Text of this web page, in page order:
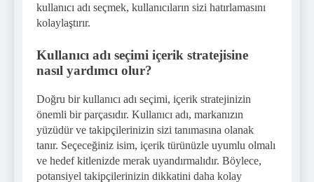
kullanıcı adı seçmek, kullanıcıların sizi hatırlamasını
kolaylaştırır.
Kullanıcı adı seçimi içerik stratejisine
nasıl yardımcı olur?
Doğru bir kullanıcı adı seçimi, içerik stratejinizin
önemli bir parçasıdır. Kullanıcı adı, markanızın
yüzüdür ve takipçilerinizin sizi tanımasına olanak
tanır. Seçeceğiniz isim, içerik türünüzle uyumlu olmalı
ve hedef kitlenizde merak uyandırmalıdır. Böylece,
potansiyel takipçilerinizin dikkatini daha kolay